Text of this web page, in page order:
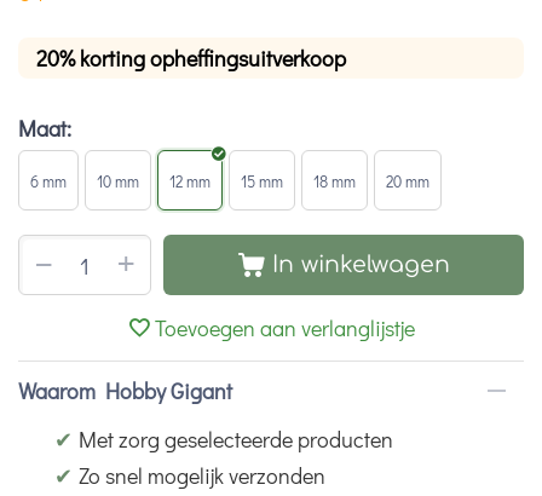
20% korting opheffingsuitverkoop
Maat:
6 mm 10 mm 12 mm 15 mm 18 mm 20 mm
+
− In winkelwagen
Toevoegen aan verlanglijstje
Waarom Hobby Gigant
✔ Met zorg geselecteerde producten
✔ Zo snel mogelijk verzonden